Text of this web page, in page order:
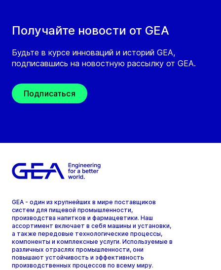
Получайте новости от GEA
Будьте в курсе инноваций и историй GEA,
подписавшись на новостную рассылку от GEA.
Подписаться
GEA - один из крупнейших в мире поставщиков
систем для пищевой промышленности,
производства напитков и фармацевтики. Наш
ассортимент включает в себя машины и установки,
а также передовые технологические процессы,
компоненты и комплексные услуги. Используемые в
различных отраслях промышленности, они
повышают устойчивость и эффективность
производственных процессов по всему миру.